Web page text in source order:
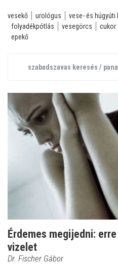
vesekő urológus vese- és húgyúti
folyadékpótlás
vesegörcs cukor
epekő
Érdemes megijedni:
vizelet
Dr. Fischer Gábor